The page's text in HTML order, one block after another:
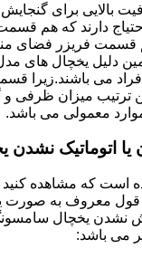
بالایی برای
احتیاج دارند که هم
قسمت فریزر فضای
دلیل یخچال های
افراد می باشند.زیرا
ترتیب میزان ظرفی
معمولی می باشد.
اتوماتیک نشدن
است که مشاهده
قول معروف به صورت
نشدن یخچال
می باشد: